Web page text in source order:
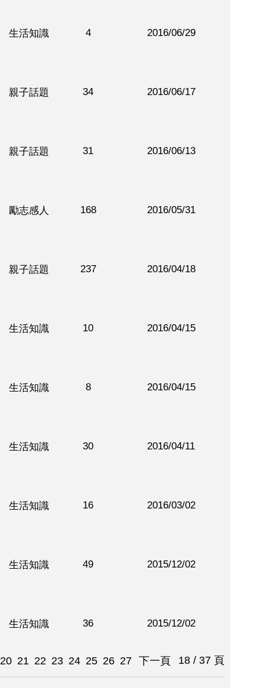
生活知識 4 2016/06/29
親子話題 34 2016/06/17
親子話題 31 2016/06/13
勵志感人 168 2016/05/31
親子話題 237 2016/04/18
生活知識 10 2016/04/15
生活知識 8 2016/04/15
生活知識 30 2016/04/11
生活知識 16 2016/03/02
生活知識 49 2015/12/02
生活知識 36 2015/12/02
20 21 22 23 24 25 26 27 下一頁 18 / 37 頁